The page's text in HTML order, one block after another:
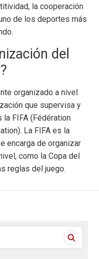
la cooperación
de los deportes más
del
organizado a nivel
que supervisa y
FIFA (Fédération
La FIFA es la
encarga de organizar
como la Copa del
reglas del juego.